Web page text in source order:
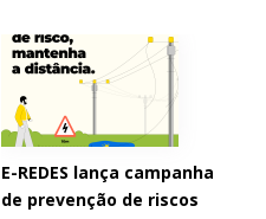
E-REDES lança campanha
de prevenção de riscos